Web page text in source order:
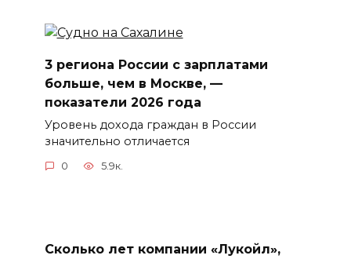
3 региона России с зарплатами
больше, чем в Москве, —
показатели 2026 года
Уровень дохода граждан в России
значительно отличается
0 5.9к.
Сколько лет компании «Лукойл»,